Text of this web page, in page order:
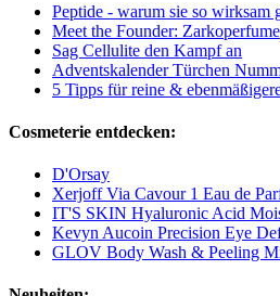
Peptide - warum sie so wirksam
Meet the Founder: Zarkoperfume
Sag Cellulite den Kampf an
Adventskalender Türchen
5 Tipps für reine &
Cosmeterie entdecken:
D'Orsay
Xerjoff Via Cavour 1 Eau de
IT'S SKIN Hyaluronic Acid
Kevyn Aucoin Precision Eye
GLOV Body Wash & Peeling